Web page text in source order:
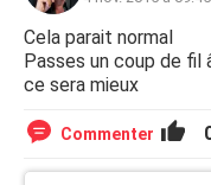
Cela parait normal
Passes un coup de fil
ce sera mieux
Commenter